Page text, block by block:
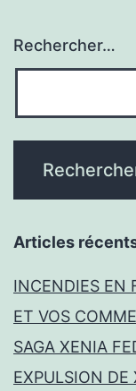
Rechercher…
Articles
INCENDIES EN
ET VOS
SAGA XENIA
EXPULSION DE